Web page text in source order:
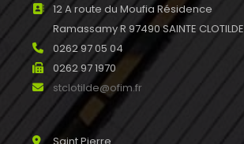
12 A route du Moufia Résidence
Ramassamy R 97490 SAINTE CLOTILDE
0262 97 05 04
0262 97 1970
stclotilde@ofim.fr
Saint Pierre